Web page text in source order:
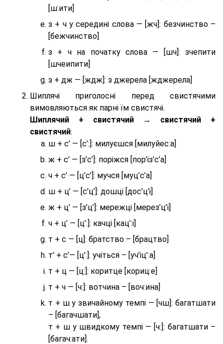
[ш:ити]
з + ч у середині слова — [жч]: безчинство –
[бежчинство]
з + ч на початку слова — [шч]: зчепити
[шчеипити]
з + дж — [ждж]: з джерела [жджерела]
Шиплячі приголосні перед свистячими
вимовляються як парні їм свистячі.
Шиплячий + свистячий → свистячий +
свистячий:
ш + с’ — [с’:]: милуєшся [милуйес:а]
ж + с’ — [з’с’]: поріжся [пор’із’с’а]
ч + с’ — [ц’с’]: мучся [муц’с’а]
ш + ц’ — [с’ц’]: дошці [дос’ц’і]
ж + ц’ — [з’ц’]: мережці [мерез’ц’і]
ч + ц’ — [ц’:]: качці [кац’:і]
т + с — [ц]: братство – [брaцтво]
т’ + с’— [ц’:]: учіться – [уч’іц’:a]
т + ц — [ц:]: коритце [кориц:е]
т + ч — [ч:]: вотчина – [вoч:ина]
т + ш у звичайному темпі — [чш]: багатшати
– [багачшати],
т + ш у швидкому темпі — [ч:]: багатшати –
[багач:ати].